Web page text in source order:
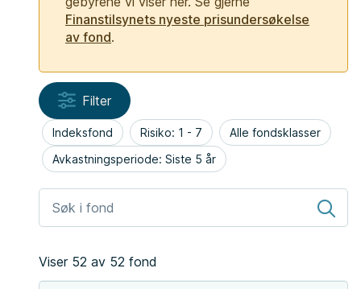
Finanstilsynets nyeste prisundersøkelse
av fond.
Filter
Indeksfond Risiko: 1 - 7
Alle fondsklasser
Avkastningsperiode: Siste 5 år
Viser 52 av 52 fond